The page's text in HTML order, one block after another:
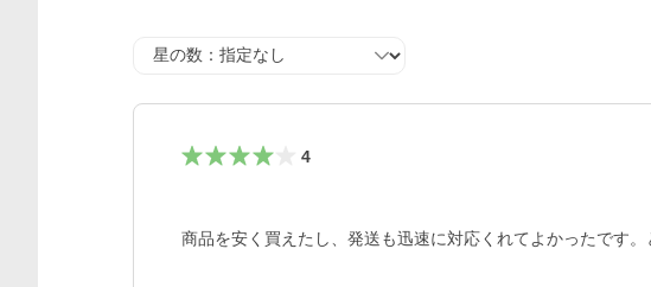
星の数
4
商品を安く買えたし、発送も迅速に対応くれてよかったです